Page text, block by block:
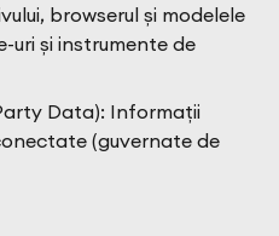
browserul și modelele
uri și instrumente de
Data): Informații
(guvernate de